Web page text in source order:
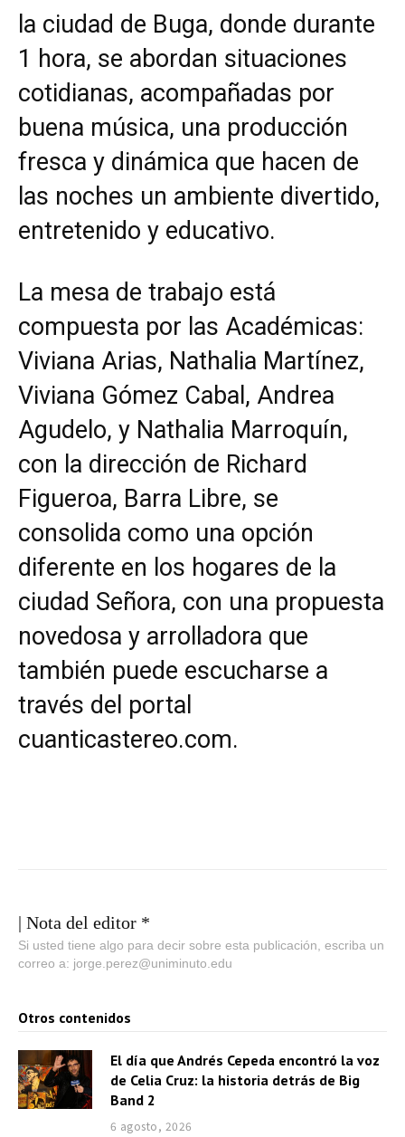
la ciudad de Buga, donde durante
1 hora, se abordan situaciones
cotidianas, acompañadas por
buena música, una producción
fresca y dinámica que hacen de
las noches un ambiente divertido,
entretenido y educativo.
La mesa de trabajo está
compuesta por las Académicas:
Viviana Arias, Nathalia Martínez,
Viviana Gómez Cabal, Andrea
Agudelo, y Nathalia Marroquín,
con la dirección de Richard
Figueroa, Barra Libre, se
consolida como una opción
diferente en los hogares de la
ciudad Señora, con una propuesta
novedosa y arrolladora que
también puede escucharse a
través del portal
cuanticastereo.com.
| Nota del editor *
Si usted tiene algo para decir sobre esta publicación, escriba un
correo a: jorge.perez@uniminuto.edu
Otros contenidos
El día que Andrés Cepeda encontró la voz
de Celia Cruz: la historia detrás de Big
Band 2
6 agosto, 2026